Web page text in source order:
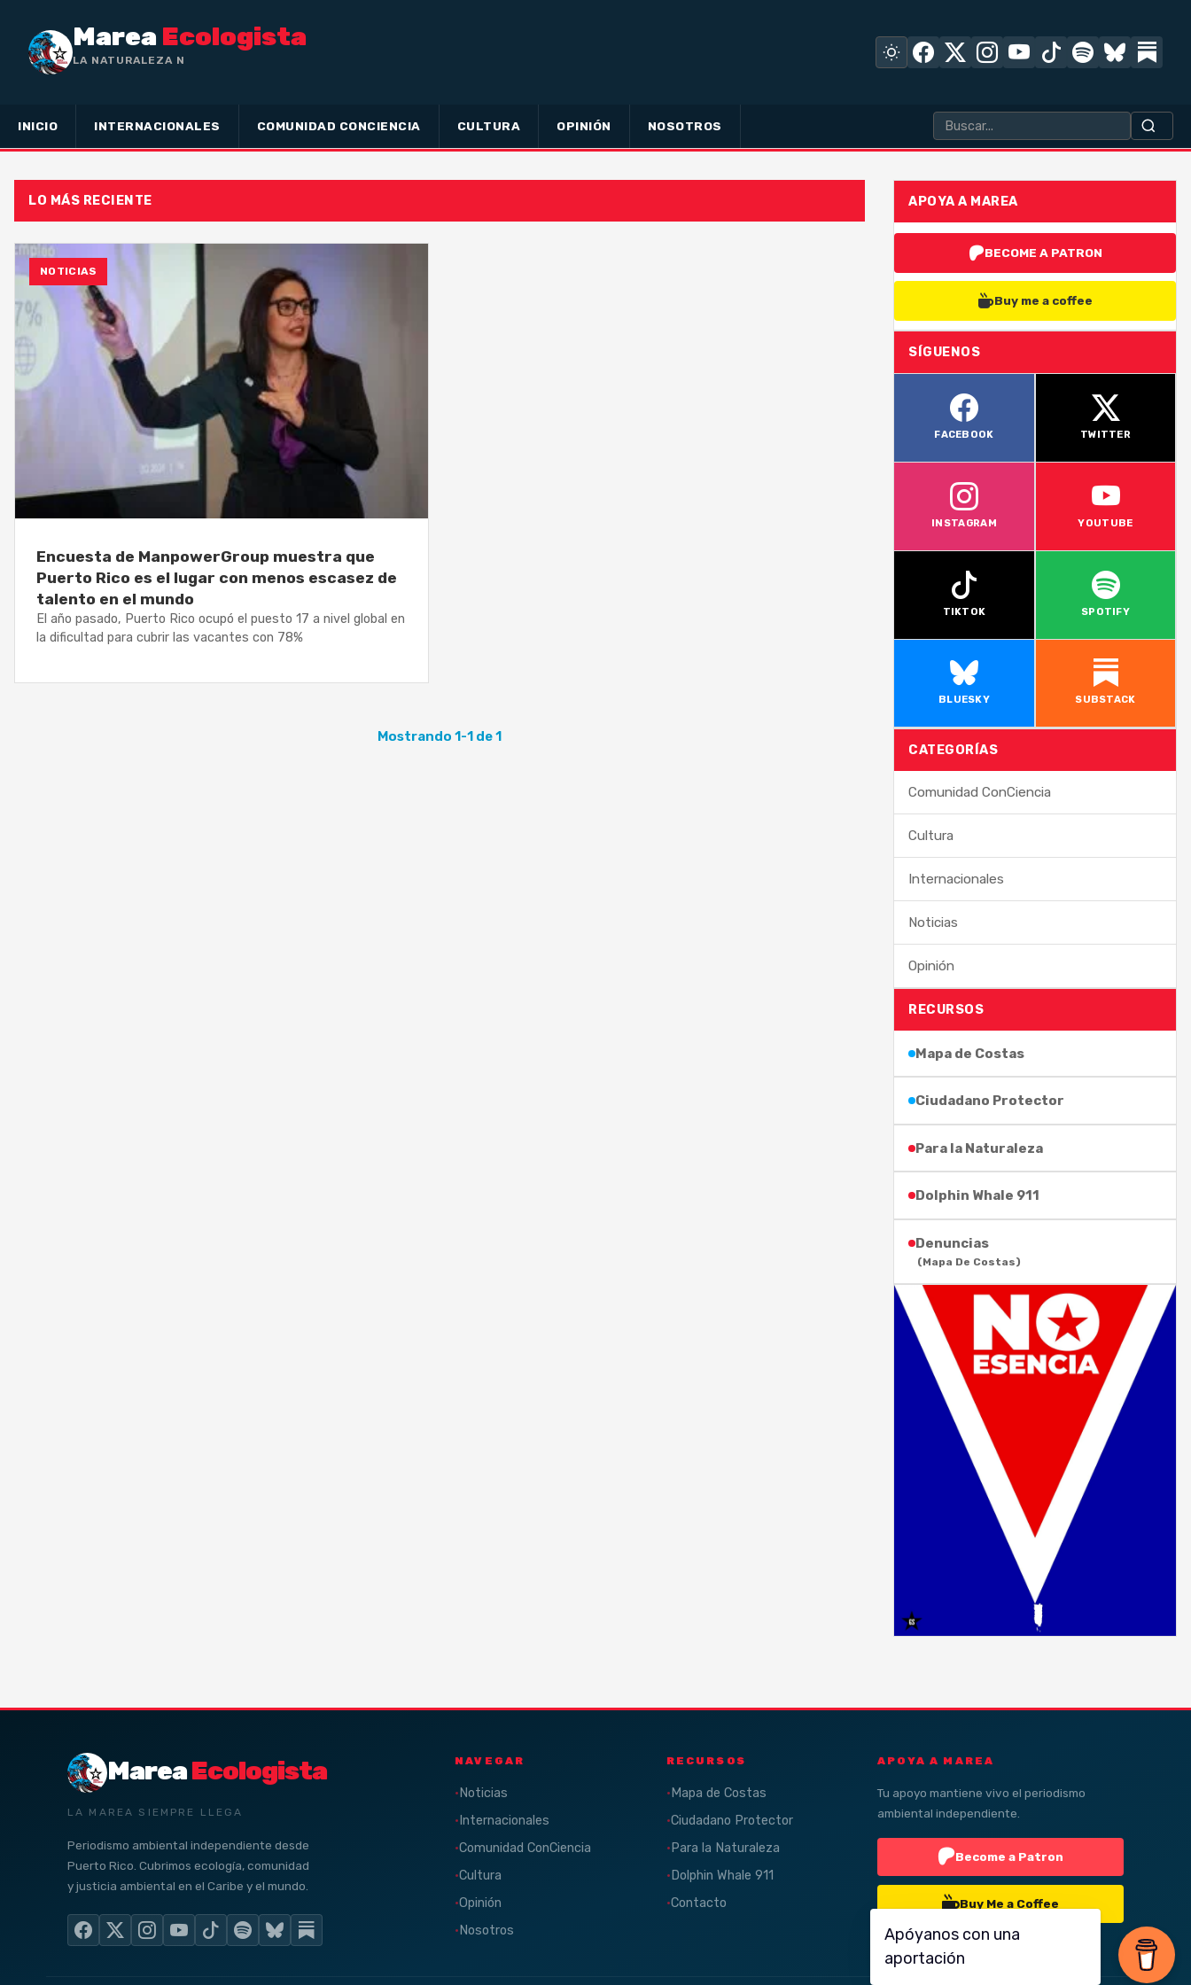
Marea Ecologista
LA NATURALEZA NO HA HECH
INICIO INTERNACIONALES COMUNIDAD CONCIENCIA CULTURA OPINIÓN NOSOTROS
LO MÁS RECIENTE
NOTICIAS
Encuesta de ManpowerGroup muestra que
Puerto Rico es el lugar con menos escasez de
talento en el mundo
El año pasado, Puerto Rico ocupó el puesto 17 a nivel global en
la dificultad para cubrir las vacantes con 78%
Mostrando 1-1 de 1
APOYA A MAREA
BECOME A PATRON
Buy me a coffee
SÍGUENOS
FACEBOOK TWITTER
INSTAGRAM YOUTUBE
TIKTOK SPOTIFY
BLUESKY SUBSTACK
CATEGORÍAS
Comunidad ConCiencia
Cultura
Internacionales
Noticias
Opinión
RECURSOS
Mapa de Costas
Ciudadano Protector
Para la Naturaleza
Dolphin Whale 911
Denuncias
(Mapa De Costas)
MareaEcologista
LA MAREA SIEMPRE LLEGA
Periodismo ambiental independiente desde
Puerto Rico. Cubrimos ecología, comunidad
y justicia ambiental en el Caribe y el mundo.
NAVEGAR
Noticias
Internacionales
Comunidad ConCiencia
Cultura
Opinión
Nosotros
RECURSOS
Mapa de Costas
Ciudadano Protector
Para la Naturaleza
Dolphin Whale 911
Contacto
APOYA A MAREA
Tu apoyo mantiene vivo el periodismo
ambiental independiente.
Become a Patron
Buy Me a Coffee